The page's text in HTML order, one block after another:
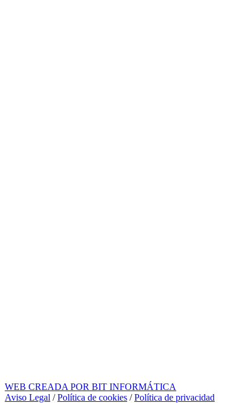
WEB CREADA POR BIT INFORMÁTICA
Aviso Legal /Política de cookies /Política de privacidad